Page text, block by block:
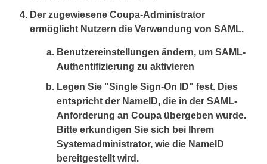
Der zugewiesene Coupa-Administrator
ermöglicht Nutzern die Verwendung von SAML.
Benutzereinstellungen ändern, um SAML-
Authentifizierung zu aktivieren
Legen Sie "Single Sign-On ID" fest. Dies
entspricht der NameID, die in der SAML-
Anforderung an Coupa übergeben wurde.
Bitte erkundigen Sie sich bei Ihrem
Systemadministrator, wie die NameID
bereitgestellt wird.